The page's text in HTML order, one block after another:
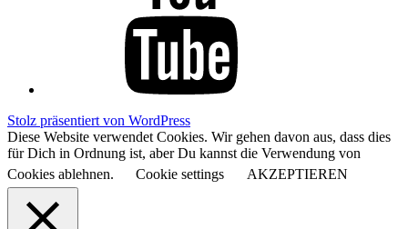
Stolz präsentiert von WordPress
Diese Website verwendet Cookies. Wir gehen davon aus, dass dies
für Dich in Ordnung ist, aber Du kannst die Verwendung von
Cookies ablehnen.
Cookie settings AKZEPTIEREN